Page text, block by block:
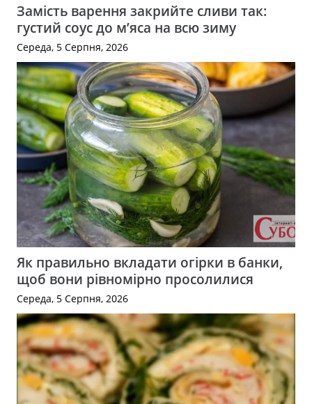
Замість варення закрийте сливи так:
густий соус до м’яса на всю зиму
Середа, 5 Серпня, 2026
Як правильно вкладати огірки в банки,
щоб вони рівномірно просолилися
Середа, 5 Серпня, 2026